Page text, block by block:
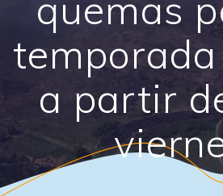
a partir